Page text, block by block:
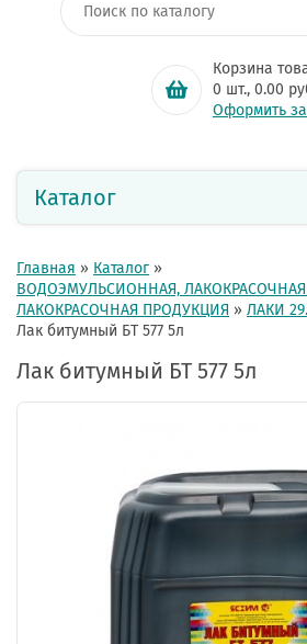
Корзина
0 шт., 0.00
Оформить
Каталог
Главная » Каталог »
ВОДОЭМУЛЬСИОННАЯ,
ЛАКОКРАСОЧНАЯ ПРОДУКЦИЯ » ЛАКИ
Лак битумный БТ 577 5л
Лак битумный БТ 577 5л